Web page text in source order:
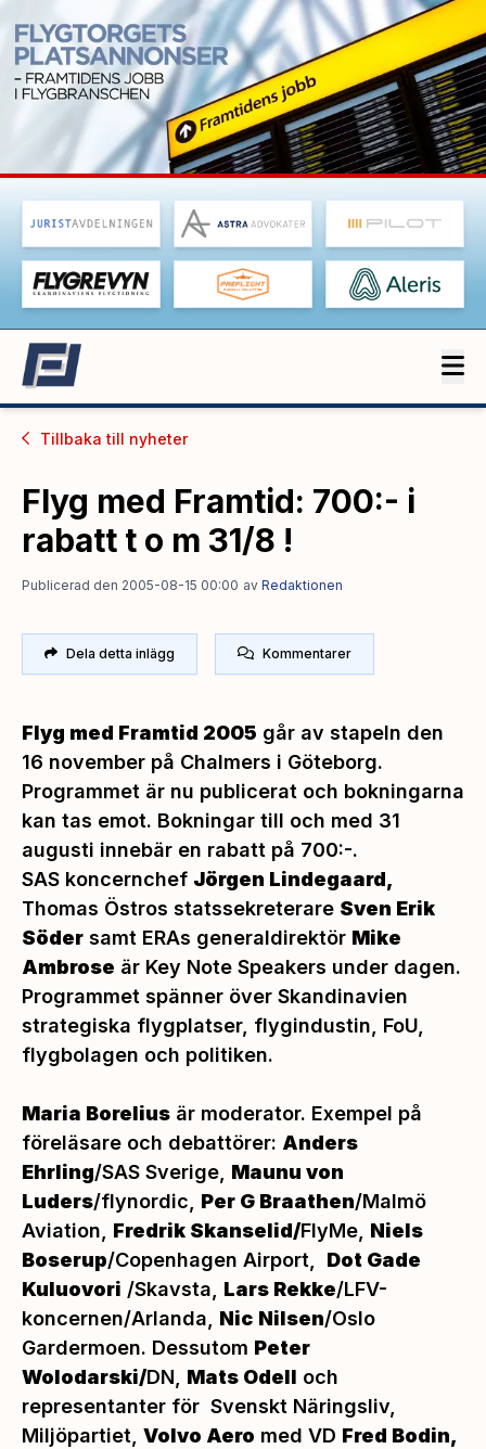
Tillbaka till nyheter
Flyg med Framtid: 700:- i
rabatt t o m 31/8 !
Publicerad den 2005-08-15 00:00 av Redaktionen
Dela detta inlägg Kommentarer
Flyg med Framtid 2005 går av stapeln den
16 november på Chalmers i Göteborg.
Programmet är nu publicerat och bokningarna
kan tas emot. Bokningar till och med 31
augusti innebär en rabatt på 700:-.
SAS koncernchef Jörgen Lindegaard,
Thomas Östros statssekreterare Sven Erik
Söder samt ERAs generaldirektör Mike
Ambrose är Key Note Speakers under dagen.
Programmet spänner över Skandinavien
strategiska flygplatser, flygindustin, FoU,
flygbolagen och politiken.
Maria Borelius är moderator. Exempel på
föreläsare och debattörer: Anders
Ehrling/SAS Sverige, Maunu von
Luders/flynordic, Per G Braathen/Malmö
Aviation, Fredrik Skanselid/FlyMe, Niels
Boserup/Copenhagen Airport, Dot Gade
Kuluovori /Skavsta, Lars Rekke/LFV-
koncernen/Arlanda, Nic Nilsen/Oslo
Gardermoen. Dessutom Peter
Wolodarski/DN, Mats Odell och
representanter för Svenskt Näringsliv,
Miljöpartiet, Volvo Aero med VD Fred Bodin,